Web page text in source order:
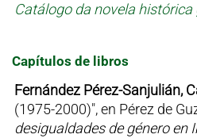
Catálogo da novela histórica
Capítulos de libros
Fernández Pérez-Sanjulián,
(1975-2000)", en Pérez de
desigualdades de género en